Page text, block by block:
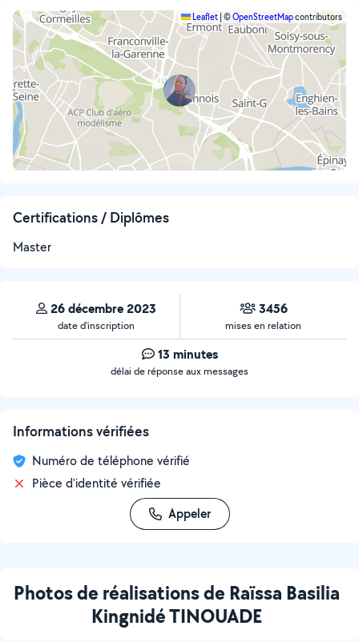
Leaflet ©OpenStreetMapcontributors
Certifications / Diplômes
Master
26 décembre 2023
date d’inscription
3456
mises en relation
13 minutes
délai de réponse aux messages
Informations vérifiées
Numéro de téléphone vérifié
Pièce d'identité vérifiée
Appeler
Photos de réalisations de Raïssa Basilia
Kingnidé TINOUADE